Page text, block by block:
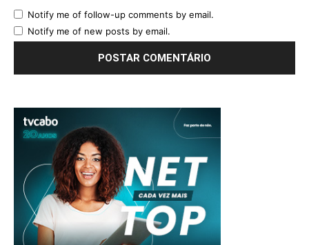
Notify me of follow-up comments by email.
Notify me of new posts by email.